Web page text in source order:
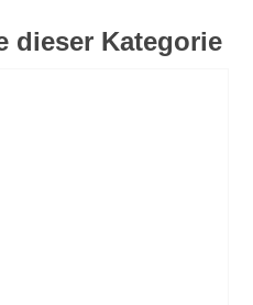
dieser Kategorie